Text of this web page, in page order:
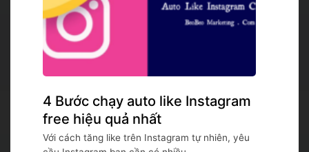
4 Bước chạy auto like Instagram
free hiệu quả nhất
Với cách tăng like trên Instagram tự nhiên, yêu